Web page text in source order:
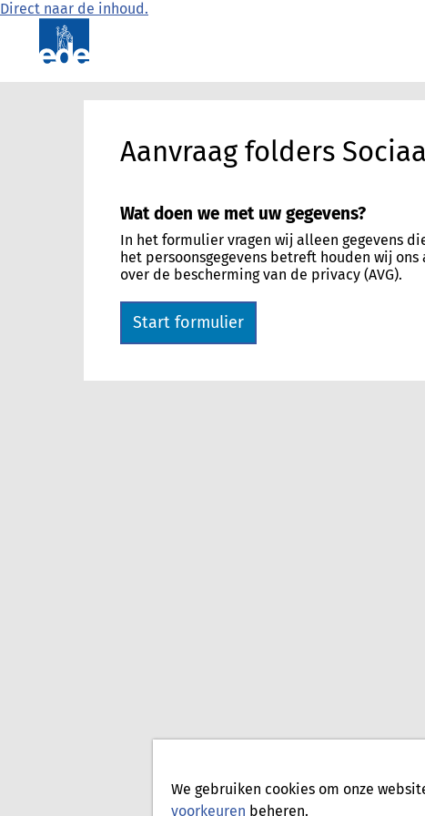
Direct naar de inhoud.
Aanvraag folders
Wat doen we met uw gegevens?
In het formulier vragen wij alleen gegevens
het persoonsgegevens betreft houden wij
over de bescherming van de privacy (AVG).
Start formulier
We gebruiken cookies om onze
voorkeuren beheren.